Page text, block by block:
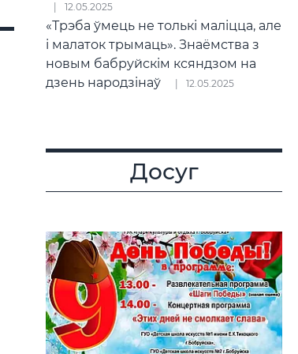
12.05.2025
«Трэба ўмець не толькі маліцца, але
і малаток трымаць». Знаёмства з
новым бабруйскім ксяндзом на
дзень народзінаў
12.05.2025
Досуг